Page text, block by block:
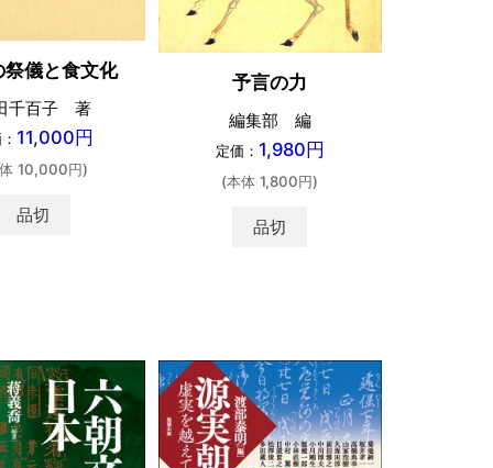
祭儀と食文化
千百子 著
11,000円
10,000円)
品切
予言の力
編集部 編
定価： 1,980円
(本体 1,800円)
品切